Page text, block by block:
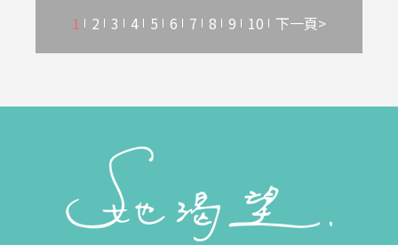
1 2 3 4 5 6 7 8 9 10 下一頁>